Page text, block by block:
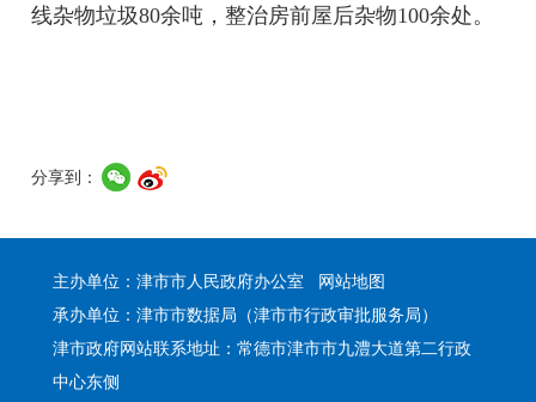
线杂物垃圾80余吨，整治房前屋后杂物100余处。
分享到：
主办单位：津市市人民政府办公室 网站地图
承办单位：津市市数据局（津市市行政审批服务局）
津市政府网站联系地址：常德市津市市九澧大道第二行政
中心东侧